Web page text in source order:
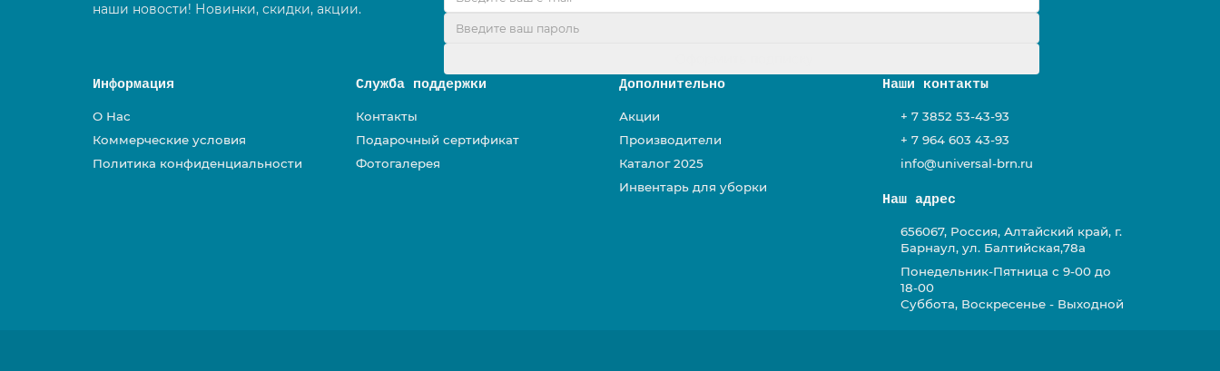
наши новости! Новинки, скидки, акции.
Информация
О Нас
Коммерческие условия
Политика конфиденциальности
Служба поддержки
Контакты
Подарочный сертификат
Фотогалерея
Дополнительно
Акции
Производители
Каталог 2025
Инвентарь для уборки
Наши контакты
+ 7 3852 53-43-93
+ 7 964 603 43-93
info@universal-brn.ru
Наш адрес
656067, Россия, Алтайский край, г.
Барнаул, ул. Балтийская,78а
Понедельник-Пятница с 9-00 до
18-00
Суббота, Воскресенье - Выходной